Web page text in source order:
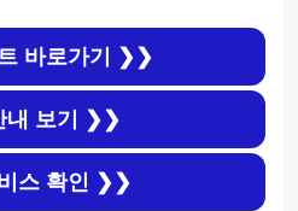
바로가기 ❯❯
내 보기 ❯❯
스 확인 ❯❯